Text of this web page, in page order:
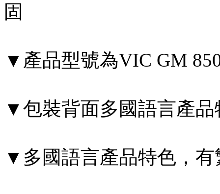
固
▼產品型號為VIC GM
▼包裝背面多國語言產
▼多國語言產品特色，有